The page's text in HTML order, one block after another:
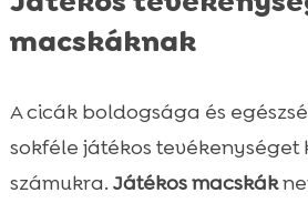
macskáknak
A cicák boldogsága és
sokféle játékos tevékenységet
számukra. Játékos macskák